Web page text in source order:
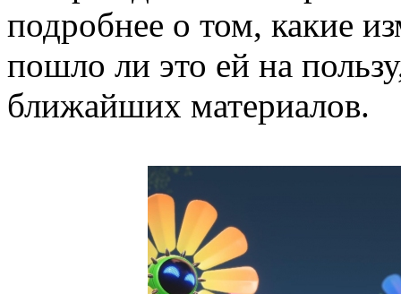
подробнее о том, какие
пошло ли это ей на
ближайших материалов.